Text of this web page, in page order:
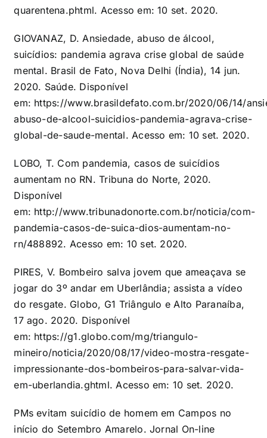
quarentena.phtml. Acesso em: 10 set. 2020.
GIOVANAZ, D. Ansiedade, abuso de álcool,
suicídios: pandemia agrava crise global de saúde
mental. Brasil de Fato, Nova Delhi (Índia), 14 jun.
2020. Saúde. Disponível
em: https://www.brasildefato.com.br/2020/06/14/
abuso-de-alcool-suicidios-pandemia-agrava-crise-
global-de-saude-mental. Acesso em: 10 set. 2020.
LOBO, T. Com pandemia, casos de suicídios
aumentam no RN. Tribuna do Norte, 2020.
Disponível
em: http://www.tribunadonorte.com.br/noticia/com-
pandemia-casos-de-suica-dios-aumentam-no-
rn/488892. Acesso em: 10 set. 2020.
PIRES, V. Bombeiro salva jovem que ameaçava se
jogar do 3º andar em Uberlândia; assista a vídeo
do resgate. Globo, G1 Triângulo e Alto Paranaíba,
17 ago. 2020. Disponível
em: https://g1.globo.com/mg/triangulo-
mineiro/noticia/2020/08/17/video-mostra-resgate-
impressionante-dos-bombeiros-para-salvar-vida-
em-uberlandia.ghtml. Acesso em: 10 set. 2020.
PMs evitam suicídio de homem em Campos no
início do Setembro Amarelo. Jornal On-line